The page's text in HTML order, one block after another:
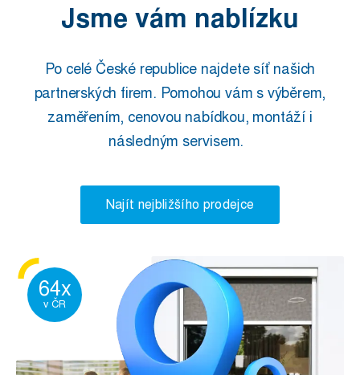
Jsme vám nablízku
Po celé České republice najdete síť našich
partnerských firem. Pomohou vám s výběrem,
zaměřením, cenovou nabídkou, montáží i
následným servisem.
Najít nejbližšího prodejce
64x
v ČR